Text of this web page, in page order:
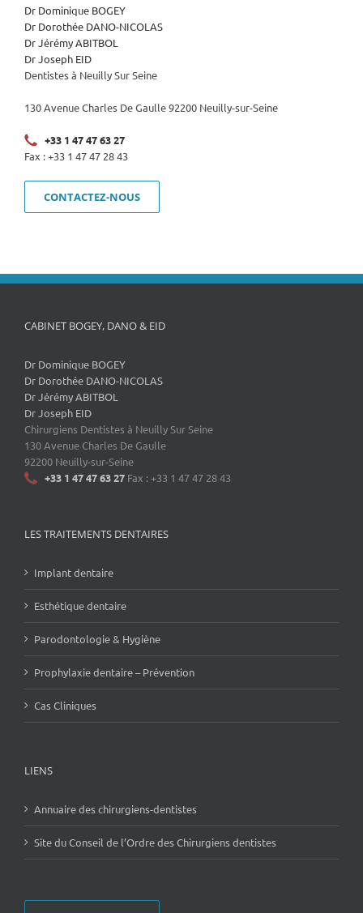
Dr Dominique BOGEY
Dr Dorothée DANO-NICOLAS
Dr Jérémy ABITBOL
Dr Joseph EID
Dentistes à Neuilly Sur Seine
130 Avenue Charles De Gaulle 92200 Neuilly-sur-Seine
+33 1 47 47 63 27
Fax : +33 1 47 47 28 43
CONTACTEZ-NOUS
CABINET BOGEY, DANO & EID
Dr Dominique BOGEY
Dr Dorothée DANO-NICOLAS
Dr Jérémy ABITBOL
Dr Joseph EID
Chirurgiens Dentistes à Neuilly Sur Seine
130 Avenue Charles De Gaulle
92200 Neuilly-sur-Seine
+33 1 47 47 63 27 Fax : +33 1 47 47 28 43
LES TRAITEMENTS DENTAIRES
Implant dentaire
Esthétique dentaire
Parodontologie & Hygiène
Prophylaxie dentaire – Prévention
Cas Cliniques
LIENS
Annuaire des chirurgiens-dentistes
Site du Conseil de l’Ordre des Chirurgiens dentistes